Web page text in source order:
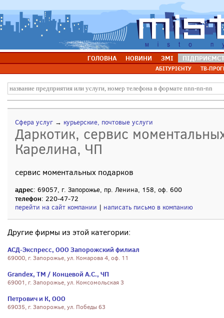
ГОЛОВНА НОВИНИ ЗМІ
АБІТУРІЄНТУ ТВ-
Сфера услуг → курьерские, почтовые услуги
Даркотик, сервис
Карелина, ЧП
сервис моментальных подарков
адрес: 69057, г. Запорожье, пр. Ленина, 158, оф. 600
телефон: 220-47-72
перейти на сайт компании | написать письмо в компанию
Другие фирмы из этой категории:
АСД-Экспресс, ООО Запорожский филиал
69000, г. Запорожье, ул. Комарова 4, оф. 11
Grandex, ТМ / Концевой А.С., ЧП
69001, г. Запорожье, ул. Комсомольская 3
Петрович и К, ООО
69035, г. Запорожье, ул. Победы 63